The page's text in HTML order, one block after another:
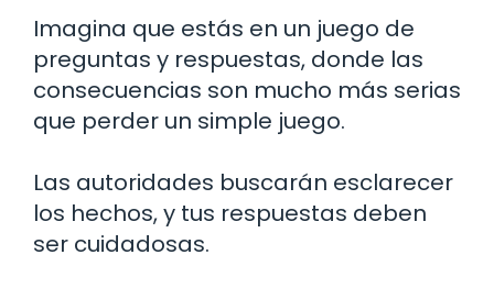
Imagina que estás en un juego de
preguntas y respuestas, donde las
consecuencias son mucho más serias
que perder un simple juego.
Las autoridades buscarán esclarecer
los hechos, y tus respuestas deben
ser cuidadosas.